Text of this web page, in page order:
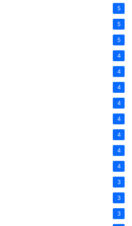
5
5
5
4
4
4
4
4
4
4
4
3
3
3